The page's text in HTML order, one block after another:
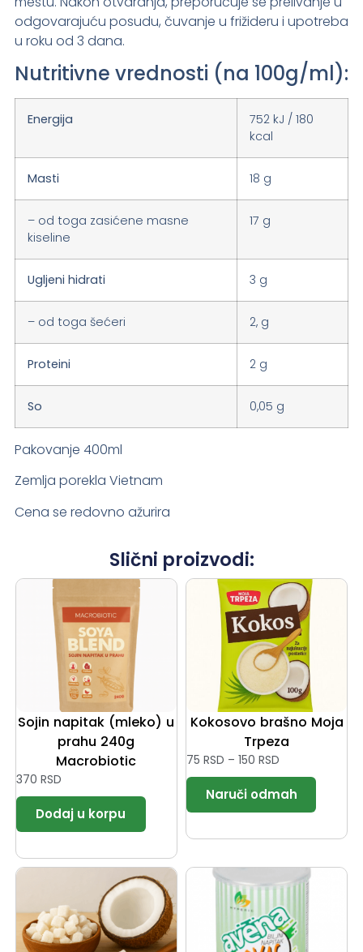
odgovarajuću posudu, čuvanje u frižideru i upotreba
u roku od 3 dana.
Nutritivne vrednosti (na 100g/ml):
Energija
752 kJ / 180
kcal
Masti 18 g
– od toga zasićene masne
kiseline
17 g
Ugljeni hidrati 3 g
– od toga šećeri 2, g
Proteini 2 g
So 0,05 g
Pakovanje 400ml
Zemlja porekla Vietnam
Cena se redovno ažurira
Slični proizvodi:
Sojin napitak (mleko) u
prahu 240g
Macrobiotic
370 RSD
Kokosovo brašno Moja
Trpeza
75 RSD – 150 RSD